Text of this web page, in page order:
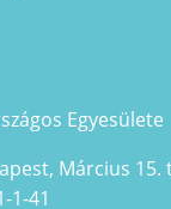
Egyesülete
Március 15.
1-41